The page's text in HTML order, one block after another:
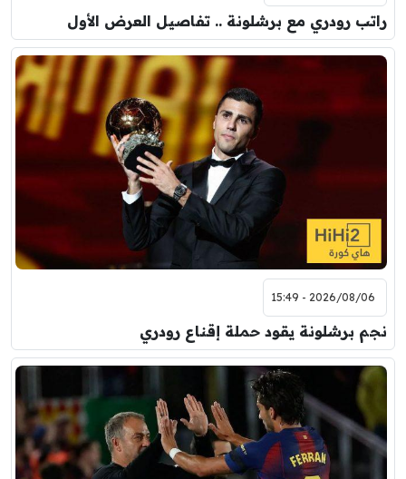
راتب رودري مع برشلونة .. تفاصيل العرض الأول
2026/08/06 - 15:49
نجم برشلونة يقود حملة إقناع رودري